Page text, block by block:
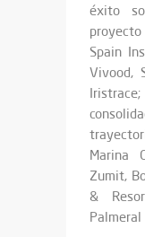
éxito
proyecto
Spain
Vivood,
Marina
Zumit,
&